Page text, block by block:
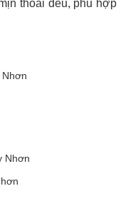
thoải đều, phù hợp